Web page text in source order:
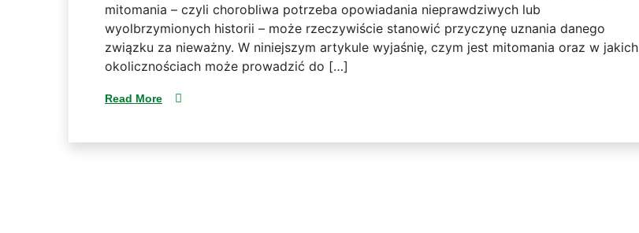
mitomania – czyli chorobliwa potrzeba opowiadania nieprawdziwych lub
wyolbrzymionych historii – może rzeczywiście stanowić przyczynę uznania danego
związku za nieważny. W niniejszym artykule wyjaśnię, czym jest mitomania oraz w jakich
okolicznościach może prowadzić do […]
Read More